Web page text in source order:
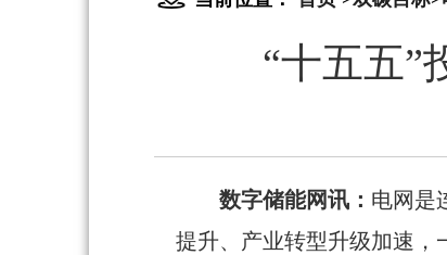
“十五五”
数字储能网讯： 电网是
提升、产业转型升级加速，